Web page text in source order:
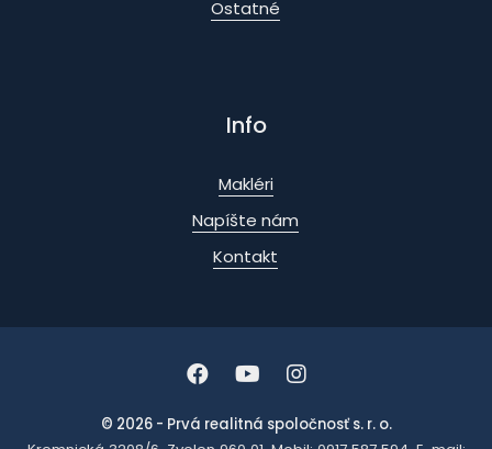
Ostatné
Info
Makléri
Napíšte nám
Kontakt
© 2026 - Prvá realitná spoločnosť s. r. o.